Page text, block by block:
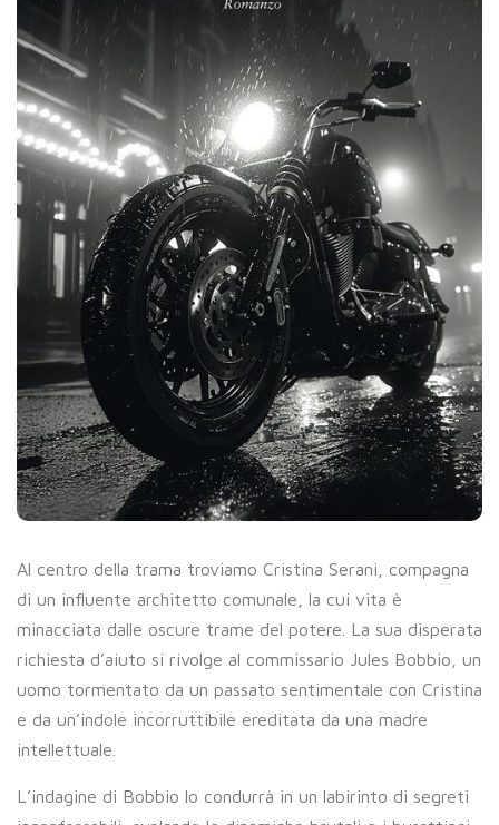
Al centro della trama troviamo Cristina Serani, compagna
di un influente architetto comunale, la cui vita è
minacciata dalle oscure trame del potere. La sua disperata
richiesta d’aiuto si rivolge al commissario Jules Bobbio, un
uomo tormentato da un passato sentimentale con Cristina
e da un’indole incorruttibile ereditata da una madre
intellettuale.
L’indagine di Bobbio lo condurrà in un labirinto di segreti